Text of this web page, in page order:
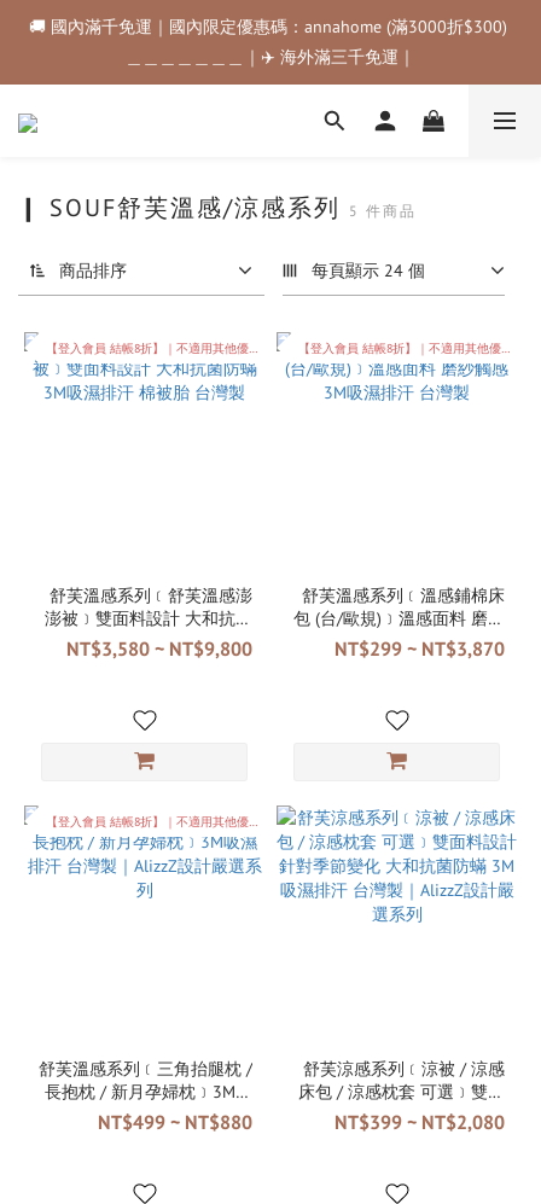
🚚 國內滿千免運｜國內限定優惠碼：annahome (滿3000折$300)
＿＿＿＿＿＿＿｜✈️ 海外滿三千免運｜
🚚 國內滿千免運｜國內限定優惠碼：annahome (滿3000折$300)
＿＿＿＿＿＿＿｜✈️ 海外滿三千免運｜
購物金折抵規範💰💰💰滿$500最高可折$50｜滿$1000最高可折
🚚 國內滿千免運｜國內限定優惠碼：annahome (滿3000折$300)
＿＿＿＿＿＿＿｜✈️ 海外滿三千免運｜
❙ SOUF舒芙溫感/涼感系列 5 件商品
商品排序 每頁顯示 24 個
舒芙溫感系列﹝舒芙溫感澎
澎被﹞雙面料設計 大和抗菌
防蟎 3M吸濕排汗 棉被胎 台
灣製
NT$3,580 ~ NT$9,800
舒芙溫感系列﹝溫感鋪棉床
包 (台/歐規)﹞溫感面料 磨紗
觸感 3M吸濕排汗 台灣製
NT$299 ~ NT$3,870
舒芙溫感系列﹝三角抬腿枕 /
長抱枕 / 新月孕婦枕﹞3M吸
濕排汗 台灣製｜AlizzZ設計
嚴選系列
NT$499 ~ NT$880
舒芙涼感系列﹝涼被 / 涼感
床包 / 涼感枕套 可選﹞雙面
料設計 針對季節變化 大和抗
菌防蟎 3M吸濕排汗 台灣製
NT$399 ~ NT$2,080